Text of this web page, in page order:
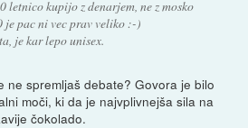
letnico kupijo z denarjem, ne z mosko
je pac ni vec prav veliko :-)
je kar lepo unisex.
ne spremljaš debate? Govora je bilo
moči, ki da je najvplivnejša sila na
čokolado.